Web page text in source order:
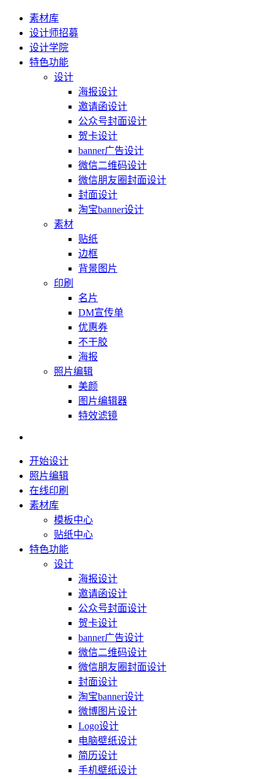
素材库
设计师招募
设计学院
特色功能
设计
海报设计
邀请函设计
公众号封面设计
贺卡设计
banner广告设计
微信二维码设计
微信朋友圈封面设计
封面设计
淘宝banner设计
素材
贴纸
边框
背景图片
印刷
名片
DM宣传单
优惠券
不干胶
海报
照片编辑
美颜
图片编辑器
特效滤镜
开始设计
照片编辑
在线印刷
素材库
模板中心
贴纸中心
特色功能
设计
海报设计
邀请函设计
公众号封面设计
贺卡设计
banner广告设计
微信二维码设计
微信朋友圈封面设计
封面设计
淘宝banner设计
微博图片设计
Logo设计
电脑壁纸设计
简历设计
手机壁纸设计